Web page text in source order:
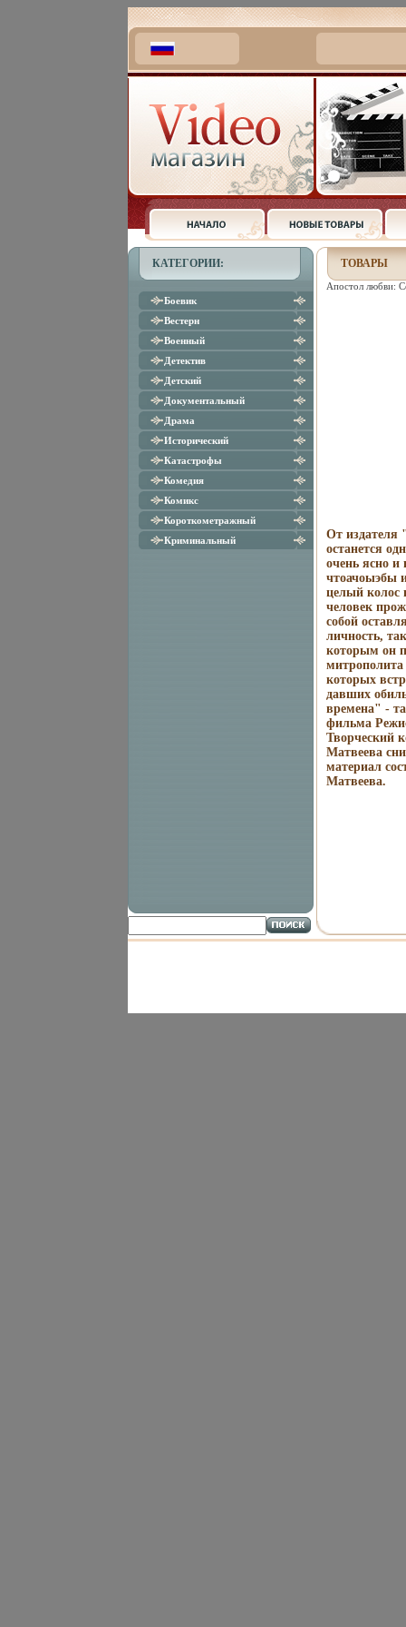
КАТЕГОРИИ:
Боевик
Вестерн
Военный
Детектив
Детский
Документальный
Драма
Исторический
Катастрофы
Комедия
Комикс
Короткометражный
Криминальный
ТОВАРЫ
Апостол любви:
От издателя
останется
очень ясно и
чтоачоыэбы
целый колос
человек
собой
личность,
которым он
которых
давших
времена" -
фильма
Творческий
Матвеева
материал
Матвеева.